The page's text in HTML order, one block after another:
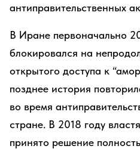
антиправительственных
В Иране первоначально
блокировался на
открытого доступа к
позднее история
во время
стране. В 2018 году
принято решение